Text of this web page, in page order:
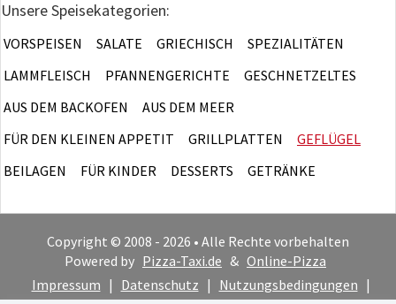
Unsere Speisekategorien:
VORSPEISEN SALATE GRIECHISCH
SPEZIALITÄTEN
LAMMFLEISCH
PFANNENGERICHTE
GESCHNETZELTES
AUS DEM BACKOFEN
AUS DEM MEER
FÜR DEN KLEINEN APPETIT
GRILLPLATTEN
GEFLÜGEL
BEILAGEN
FÜR KINDER DESSERTS GETRÄNKE
Copyright © 2008 - 2026 • Alle Rechte vorbehalten
Powered by Pizza-Taxi.de & Online-Pizza
Impressum | Datenschutz | Nutzungsbedingungen |